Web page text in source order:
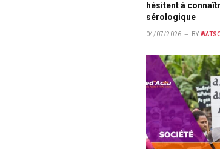
hésitent à
sérologique
04/07/2026 BY